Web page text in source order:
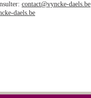
contact@vyncke-daels.be
daels.be